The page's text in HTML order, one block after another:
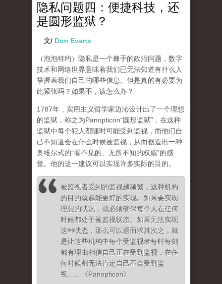
隐私问题四：便捷科技，还
是圆形监狱？
文/ Don Evans
（泡泡特约）隐私是一个棘手的政治问题，数字
技术和网络世界意味着我们已无法知道有什么人
掌握着我们自己的哪些信息。但是真的有必要为
此紧张吗？如果不，该怎么办？
1787年，实用主义哲学家边沁设计出了一个理想
的监狱，称之为Panopticon“圆形监狱”，在这种
监狱中每个犯人都随时可能受到监视，而他们自
己不知道会在什么时候被监视，从而创造出一种
奥维尔式的“看不见的、无所不知的权威”的感
觉。他的这一建议可以实现许多实际的目的。
被监视者受到的监视越频繁，这种机构
的目的就越能更好的实现。如果要实现
理想的状况，就必须确保每个人在任何
时候都处于被监视状态。如果无法实现
这种状态，那么可以退而求其次之，就
是让这些机构中每个受监视者每时每刻
都有理由相信自己正在受到监视，在任
何时候都无法肯定自己不会受到监
视……《Panopticon》